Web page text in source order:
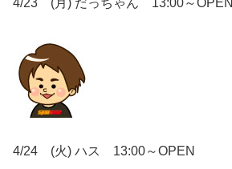
4/24 (火) ハス 13:00～OPEN